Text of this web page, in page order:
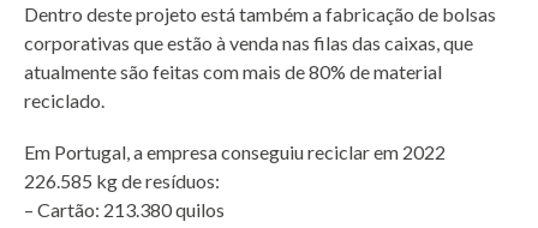
Dentro deste projeto está também a fabricação de bolsas
corporativas que estão à venda nas filas das caixas, que
atualmente são feitas com mais de 80% de material
reciclado.
Em Portugal, a empresa conseguiu reciclar em 2022
226.585 kg de resíduos:
– Cartão: 213.380 quilos